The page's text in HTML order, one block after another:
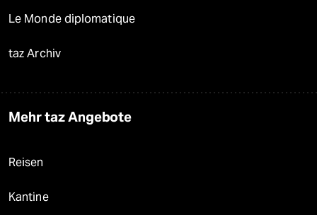
Le Monde diplomatique
taz Archiv
Mehr taz Angebote
Reisen
Kantine